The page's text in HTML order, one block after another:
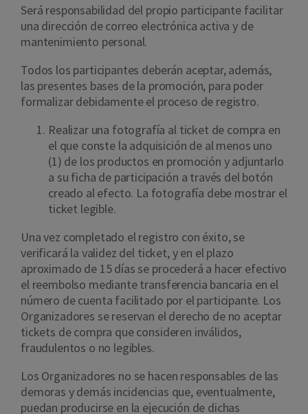
Será responsabilidad del propio participante facilitar
una dirección de correo electrónica activa y de
mantenimiento personal.
Todos los participantes deberán aceptar, además,
las presentes bases de la promoción, para poder
formalizar debidamente el proceso de registro.
Realizar una fotografía al ticket de compra en
el que conste la adquisición de al menos uno
(1) de los productos en promoción y adjuntarlo
a su ficha de participación a través del botón
creado al efecto. La fotografía debe mostrar el
ticket legible.
Una vez completado el registro con éxito, se
verificará la validez del ticket, y en el plazo
aproximado de 15 días se procederá a hacer efectivo
el reembolso mediante transferencia bancaria en el
número de cuenta facilitado por el participante. Los
Organizadores se reservan el derecho de no aceptar
tickets de compra que consideren inválidos,
fraudulentos o no legibles.
Los Organizadores no se hacen responsables de las
demoras y demás incidencias que, eventualmente,
puedan producirse en la ejecución de dichas